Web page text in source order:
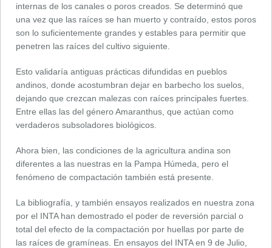
internas de los canales o poros creados. Se determinó que
una vez que las raíces se han muerto y contraído, estos poros
son lo suficientemente grandes y estables para permitir que
penetren las raíces del cultivo siguiente.
Esto validaría antiguas prácticas difundidas en pueblos
andinos, donde acostumbran dejar en barbecho los suelos,
dejando que crezcan malezas con raíces principales fuertes.
Entre ellas las del género Amaranthus, que actúan como
verdaderos subsoladores biológicos.
Ahora bien, las condiciones de la agricultura andina son
diferentes a las nuestras en la Pampa Húmeda, pero el
fenómeno de compactación también está presente.
La bibliografía, y también ensayos realizados en nuestra zona
por el INTA han demostrado el poder de reversión parcial o
total del efecto de la compactación por huellas por parte de
las raíces de gramíneas. En ensayos del INTA en 9 de Julio,